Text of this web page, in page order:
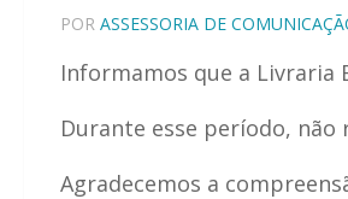
POR ASSESSORIA DE
Informamos que a Livraria
Durante esse período,
Agradecemos a